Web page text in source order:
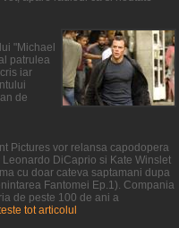
"Michael
patrulea
iar
de
Pictures vor relansa capodopera
DiCaprio si Kate Winslet
cu doar cateva saptamani dupa
Fantomei Ep.1). Compania
de peste 100 de ani a
tot articolul